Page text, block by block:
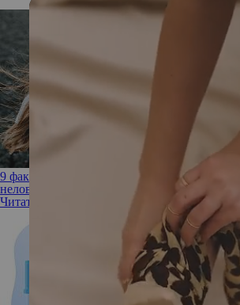
9 фактов, которые нельзя скрывать от
неловко или стыдно)
Читать полностью